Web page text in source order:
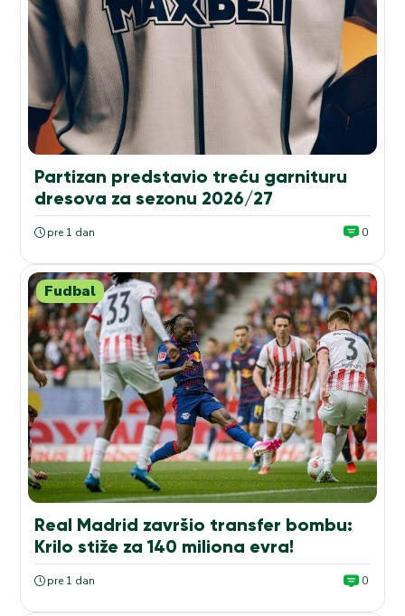
Partizan predstavio treću garnituru
dresova za sezonu 2026/27
pre 1 dan 0
Fudbal
Real Madrid završio transfer bombu:
Krilo stiže za 140 miliona evra!
pre 1 dan 0